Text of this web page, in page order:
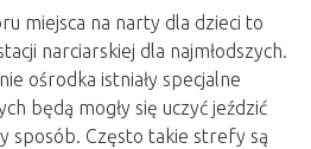
miejsca na narty dla dzieci to
narciarskiej dla najmłodszych.
ośrodka istniały specjalne
będą mogły się uczyć jeździć
sposób. Często takie strefy są